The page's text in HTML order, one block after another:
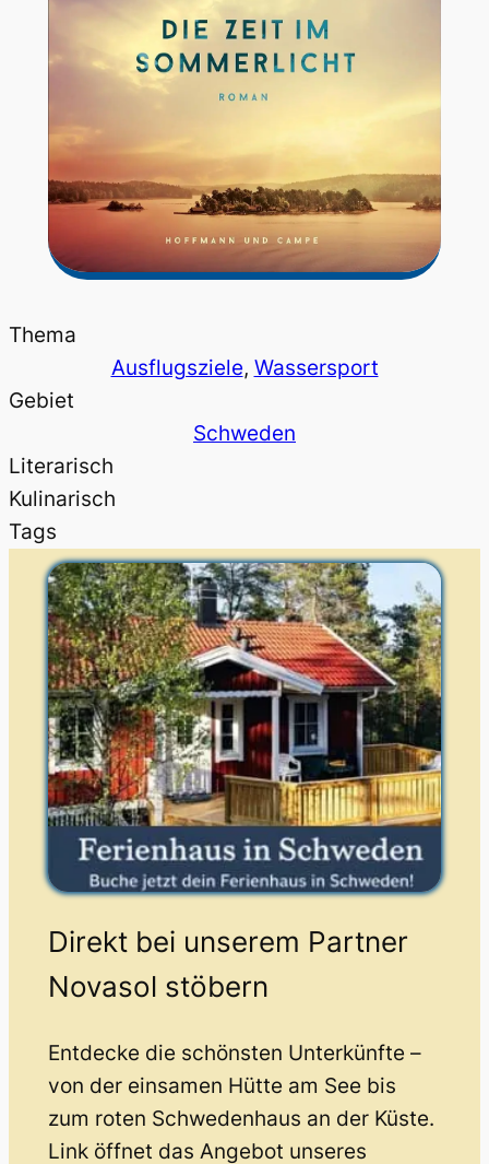
Thema
Ausflugsziele, Wassersport
Gebiet
Schweden
Literarisch
Kulinarisch
Tags
Direkt bei unserem Partner
Novasol stöbern
Entdecke die schönsten Unterkünfte –
von der einsamen Hütte am See bis
zum roten Schwedenhaus an der Küste.
Link öffnet das Angebot unseres